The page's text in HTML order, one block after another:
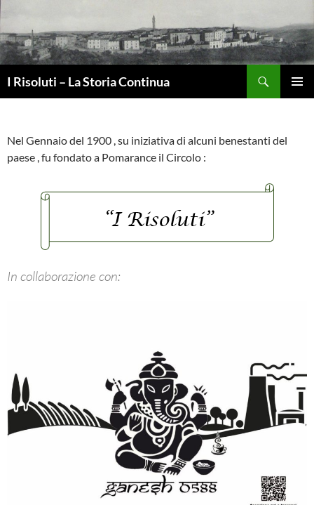
Vai
contenuto
I Risoluti – La Storia Continua
Nel Gennaio del 1900 , su iniziativa di alcuni benestanti del
paese , fu fondato a Pomarance il Circolo :
In collaborazione con: